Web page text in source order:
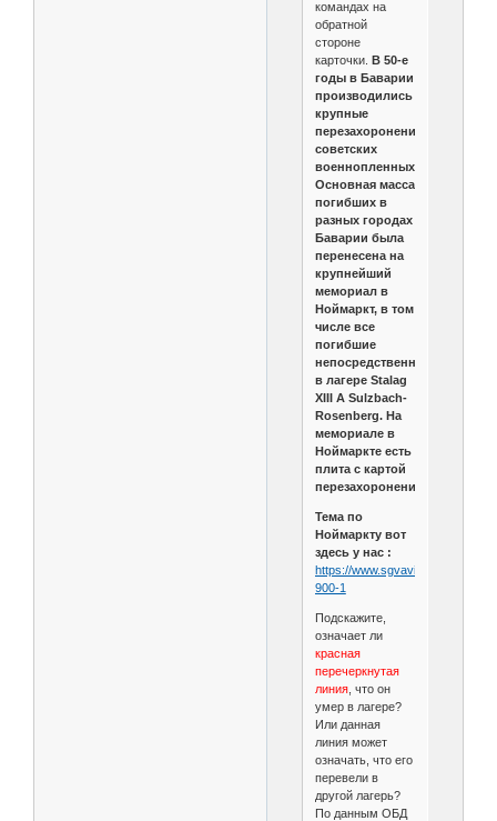
командах на
обратной
стороне
карточки. В 50-е
годы в Баварии
производились
крупные
перезахоронения
советских
военнопленных.
Основная масса
погибших в
разных городах
Баварии была
перенесена на
крупнейший
мемориал в
Ноймаркт, в том
числе все
погибшие
непосредственно
в лагере Stalag
XIII A Sulzbach-
Rosenberg. На
мемориале в
Ноймаркте есть
плита с картой
перезахоронений.
Тема по
Ноймаркту вот
здесь у нас :
https://www.sgvavia.ru/forum/
900-1
Подскажите,
означает ли
красная
перечеркнутая
линия, что он
умер в лагере?
Или данная
линия может
означать, что его
перевели в
другой лагерь?
По данным ОБД